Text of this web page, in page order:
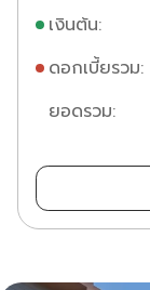
เงินต้น:
ดอกเบี้ยรวม:
ยอดรวม: